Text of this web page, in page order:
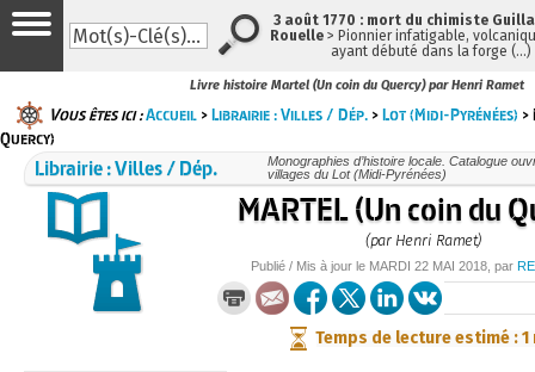
Livre histoire Martel (Un coin du Quercy) par Henri Ramet
Vous êtes ici :Accueil >Librairie : Villes / Dép. >Lot (Midi-Pyrénées) >
Quercy)
Librairie : Villes / Dép.
Monographies d’histoire locale. Catalogue
villages du Lot (Midi-Pyrénées)
MARTEL (Un coin du
(par Henri Ramet)
Publié / Mis à jour le MARDI 22 MAI 2018 , par
Temps de lecture estimé : 1
3 août 1770 : mort du chimiste
Rouelle > Pionnier infatigable,
ayant débuté dans la forge (…)